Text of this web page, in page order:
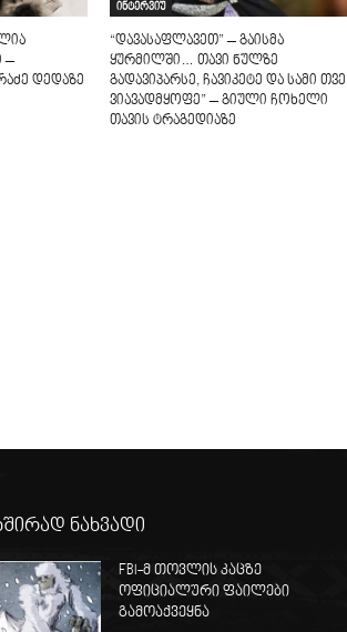
–
დედაზე
ინტერვიუ
“დავასაფლავეთ” – გაისმა
ყურმილში… თავი ნულზე
გადავიპარსე, ჩავიკეტე და სამი თვე
ვიავადმყოფე” – გიული ჩოხელი
თავის ტრაგედიაზე
ნახვადი
FBI-მ თოვლის კაცზე
ოფიციალური ფაილები
გამოაქვეყნა